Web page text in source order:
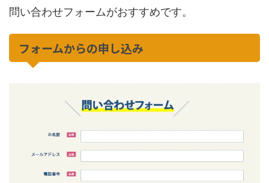
問い合わせフォームがおすすめです。
フォームからの申し込み